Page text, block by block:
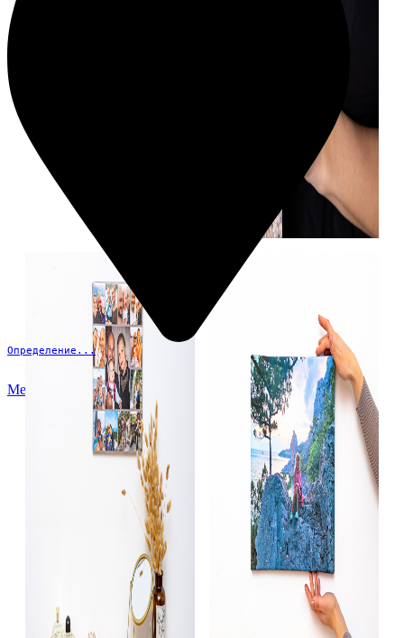
Определение...
Меню